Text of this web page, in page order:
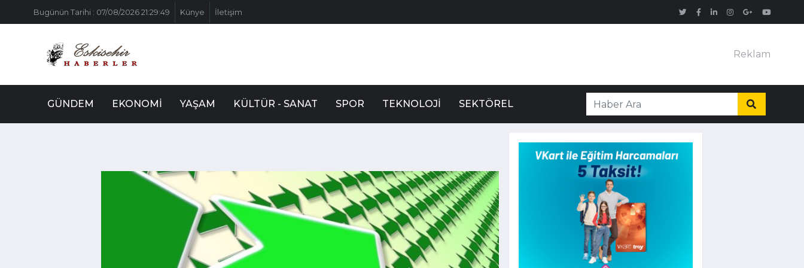
Bugünün Tarihi : 07/08/2026 21:29:49 Künye İletişim
Reklam
GÜNDEM EKONOMI YAŞAM KÜLTÜR - SANAT SPOR TEKNOLOJI SEKTÖREL